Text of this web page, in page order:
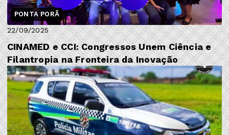
PONTA PORÃ
22/09/2025
CINAMED e CCI: Congressos Unem Ciência e
Filantropia na Fronteira da Inovação